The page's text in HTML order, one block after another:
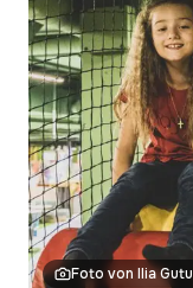
Foto von Ilia Gutu